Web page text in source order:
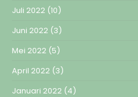
Juli 2022 (10)
Juni 2022 (3)
Mei 2022 (5)
April 2022 (3)
Januari 2022 (4)